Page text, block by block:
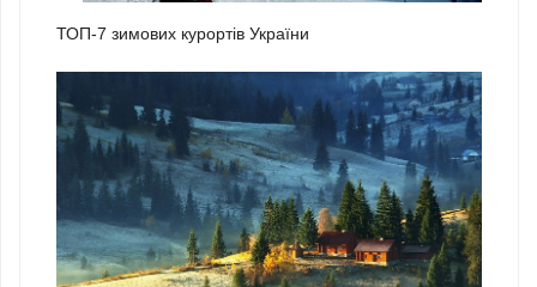
ТОП-7 зимових курортів України